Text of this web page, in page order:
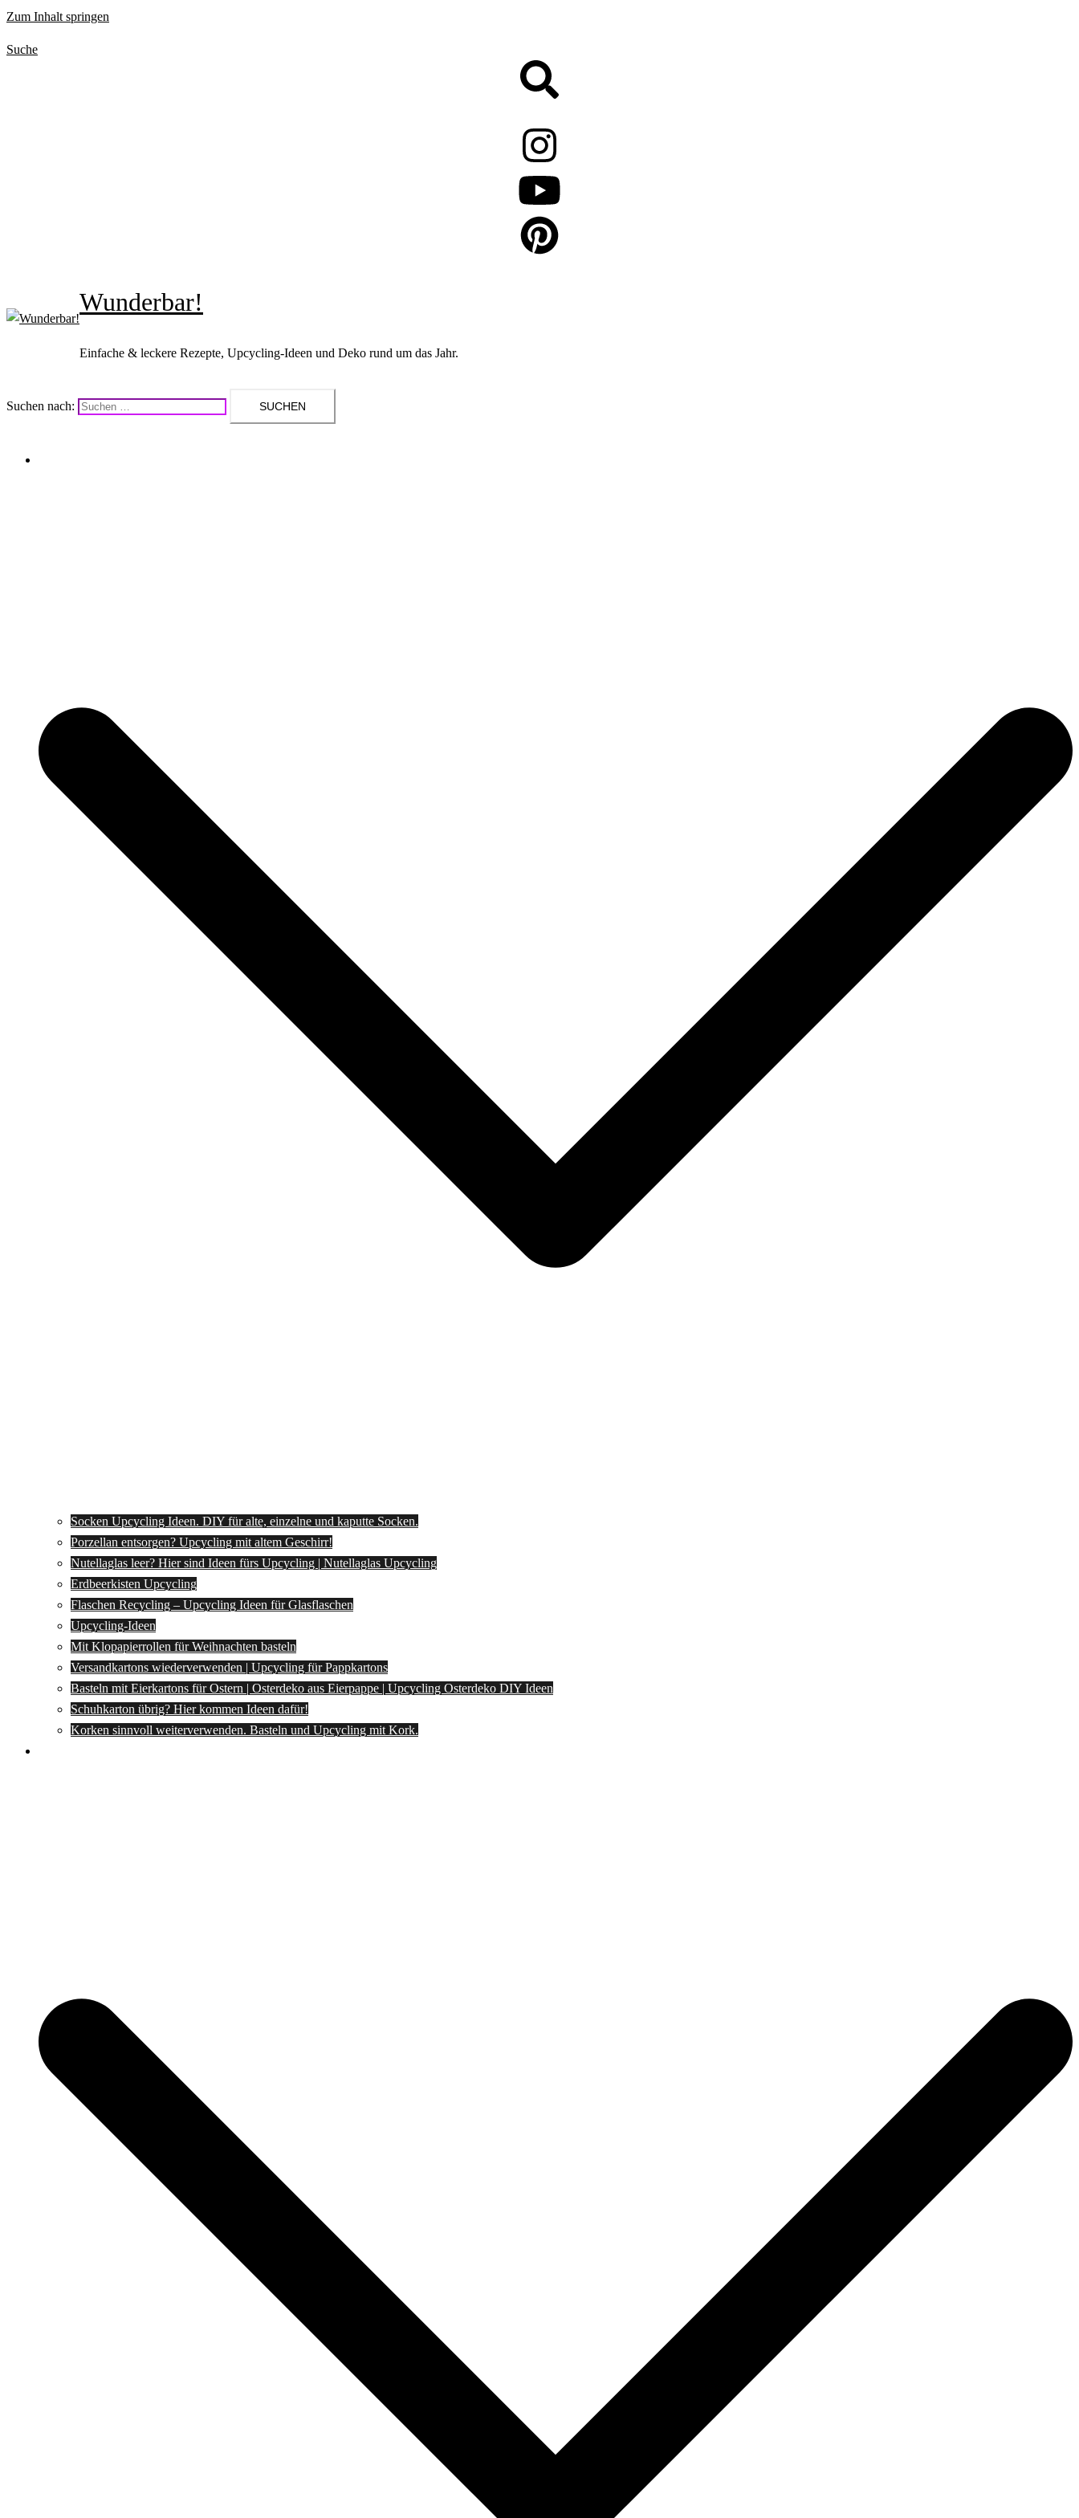
Zum Inhalt springen
Suche
Wunderbar!
Einfache & leckere Rezepte, Upcycling-Ideen und Deko rund um das Jahr.
Suchen nach:
Socken Upcycling Ideen. DIY für alte, einzelne und kaputte Socken.
Porzellan entsorgen? Upcycling mit altem Geschirr!
Nutellaglas leer? Hier sind Ideen fürs Upcycling | Nutellaglas Upcycling
Erdbeerkisten Upcycling
Flaschen Recycling – Upcycling Ideen für Glasflaschen
Upcycling-Ideen
Mit Klopapierrollen für Weihnachten basteln
Versandkartons wiederverwenden | Upcycling für Pappkartons
Basteln mit Eierkartons für Ostern | Osterdeko aus Eierpappe | Upcycling Osterdeko DIY Ideen
Schuhkarton übrig? Hier kommen Ideen dafür!
Korken sinnvoll weiterverwenden. Basteln und Upcycling mit Kork.